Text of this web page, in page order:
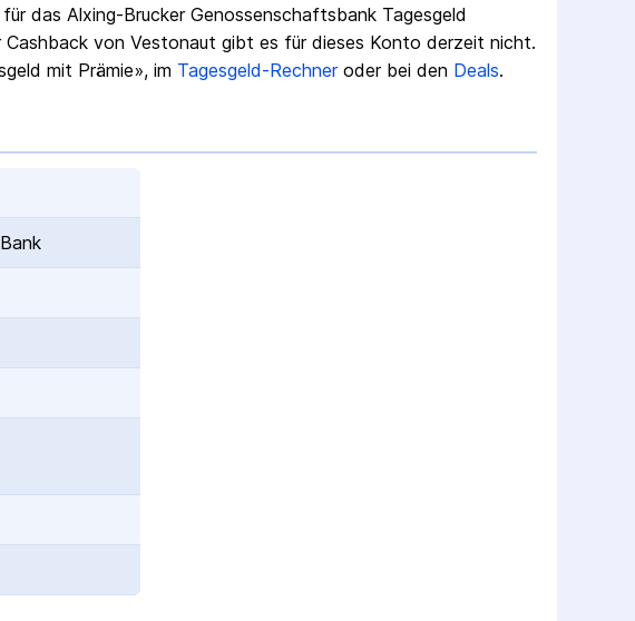
das Alxing-Brucker Genossenschaftsbank Tagesgeld
Cashback von Vestonaut gibt es für dieses Konto derzeit nicht.
mit Prämie», im Tagesgeld-Rechneroder bei den Deals.